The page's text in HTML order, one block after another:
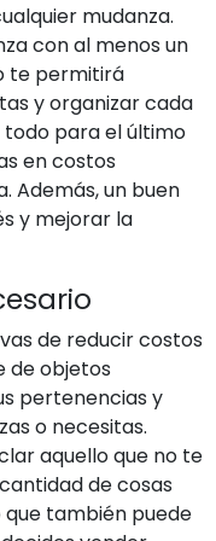
mudanza.
con al menos un
te permitirá
y organizar cada
todo para el último
en costos
Además, un buen
y mejorar la
de reducir costos
de objetos
pertenencias y
o necesitas.
aquello que no te
de cosas
también puede